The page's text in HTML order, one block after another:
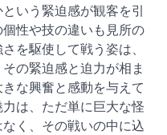
いう緊迫感が観客を引
性や技の違いも見所の
を駆使して戦う姿は、
の緊迫感と迫力が相ま
な興奮と感動を与えて
は、ただ単に巨大な怪
く、その戦いの中に込